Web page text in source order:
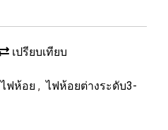
เปรียบเทียบ
ไฟห้อย , ไฟห้อยต่างระดับ3-